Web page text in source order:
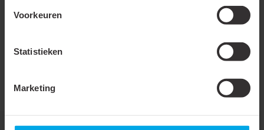
Voorkeuren
Statistieken
Marketing
Geschikt voor 3 – 4 Lumiko XPG compactspots
Ontdek 'm nu
Nieuwsoverzicht